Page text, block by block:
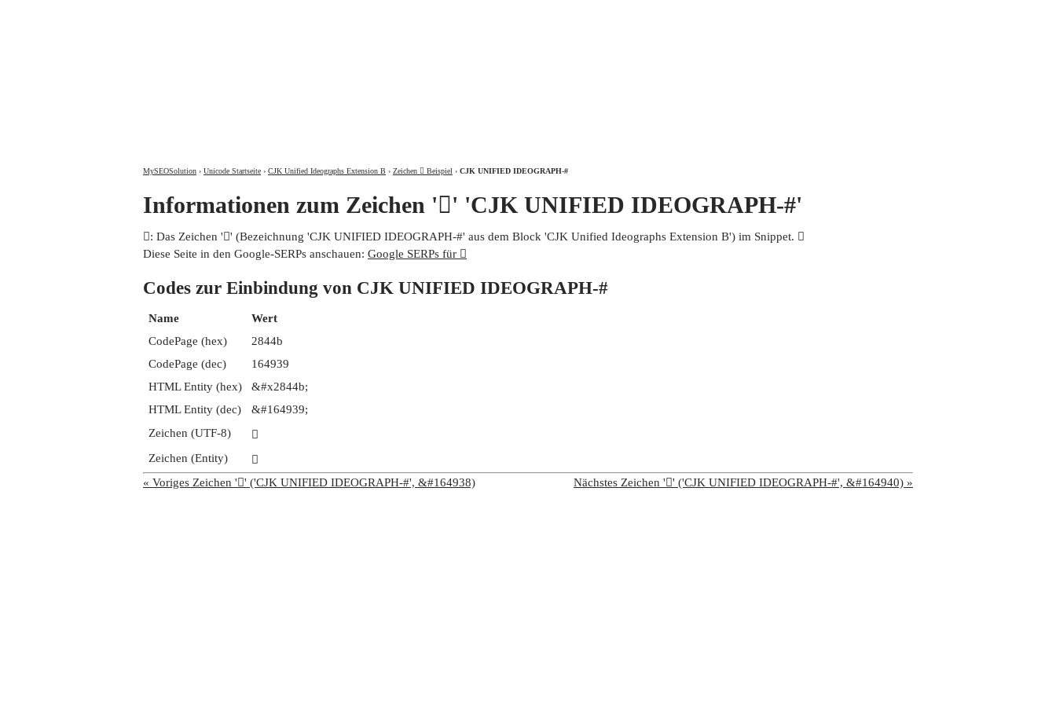
MySEOSolution › Unicode Startseite › CJK Unified Ideographs Extension B › Zeichen 𨑋 Beispiel › CJK UNIFIED IDEOGRAPH-#
Informationen zum Zeichen '𨑋' 'CJK UNIFIED IDEOGRAPH-#'
𨑋: Das Zeichen '𨑋' (Bezeichnung 'CJK UNIFIED IDEOGRAPH-#' aus dem Block 'CJK Unified Ideographs Extension B') im Snippet. 𨑋
Diese Seite in den Google-SERPs anschauen: Google SERPs für 𨑋
Codes zur Einbindung von CJK UNIFIED IDEOGRAPH-#
Name
Wert
CodePage (hex)
2844b
CodePage (dec)
164939
HTML Entity (hex)
&#x2844b;
HTML Entity (dec)
&#164939;
Zeichen (UTF-8)
𨑋
Zeichen (Entity)
𨑋
« Voriges Zeichen '𨑊' ('CJK UNIFIED IDEOGRAPH-#', &#164938)
Nächstes Zeichen '𨑌' ('CJK UNIFIED IDEOGRAPH-#', &#164940) »